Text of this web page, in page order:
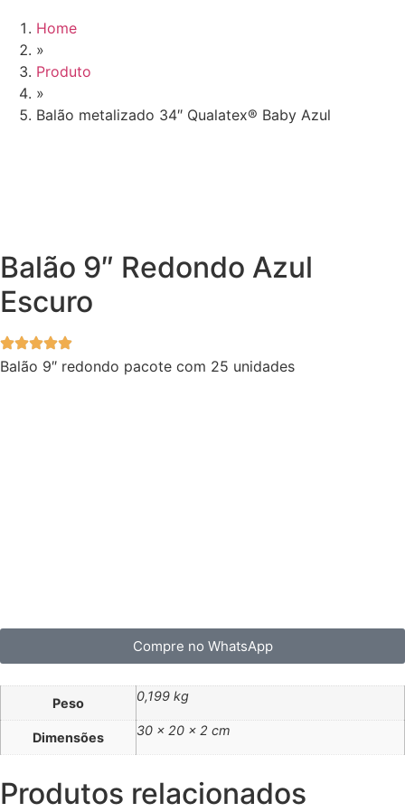
Home
»
Produto
»
Balão metalizado 34″ Qualatex® Baby Azul
Balão 9″ Redondo Azul
Escuro
Balão 9″ redondo pacote com 25 unidades
Compre no WhatsApp
Peso 0,199 kg
Dimensões 30 × 20 × 2 cm
Produtos relacionados